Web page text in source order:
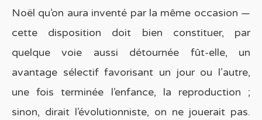
Noël qu’on aura inventé par la même occasion —
cette disposition doit bien constituer, par
quelque voie aussi détournée fût-elle, un
avantage sélectif favorisant un jour ou l’autre,
une fois terminée l’enfance, la reproduction ;
sinon, dirait l’évolutionniste, on ne jouerait pas.